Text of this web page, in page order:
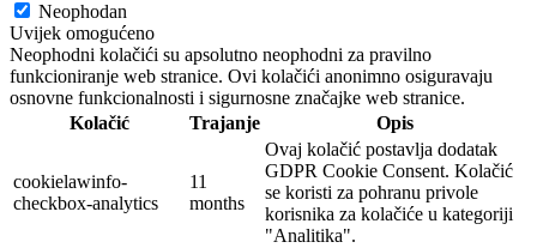
Neophodan
Uvijek omogućeno
Neophodni kolačići su apsolutno neophodni za pravilno
funkcioniranje web stranice. Ovi kolačići anonimno osiguravaju
osnovne funkcionalnosti i sigurnosne značajke web stranice.
Kolačić
Trajanje Opis
cookielawinfo-
checkbox-analytics
11
months
Ovaj kolačić postavlja dodatak
GDPR Cookie Consent. Kolačić
se koristi za pohranu privole
korisnika za kolačiće u kategoriji
"Analitika".